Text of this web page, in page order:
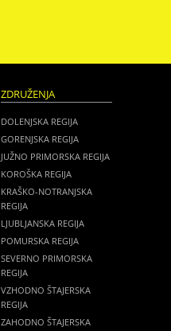
ZDRUŽENJA
DOLENJSKA REGIJA
GORENJSKA REGIJA
JUŽNO PRIMORSKA REGIJA
KOROŠKA REGIJA
KRAŠKO-NOTRANJSKA
REGIJA
LJUBLJANSKA REGIJA
POMURSKA REGIJA
SEVERNO PRIMORSKA
REGIJA
VZHODNO ŠTAJERSKA
REGIJA
ZAHODNO ŠTAJERSKA